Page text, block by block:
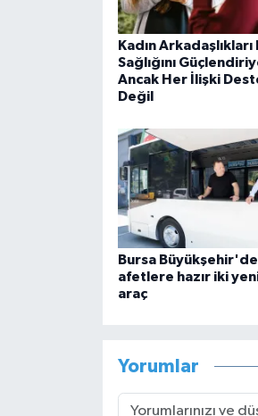
Kadın Arkadaşlıkları
Sağlığını
Ancak Her İlişki
Değil
Bursa
afetlere hazır iki
araç
Yorumlar